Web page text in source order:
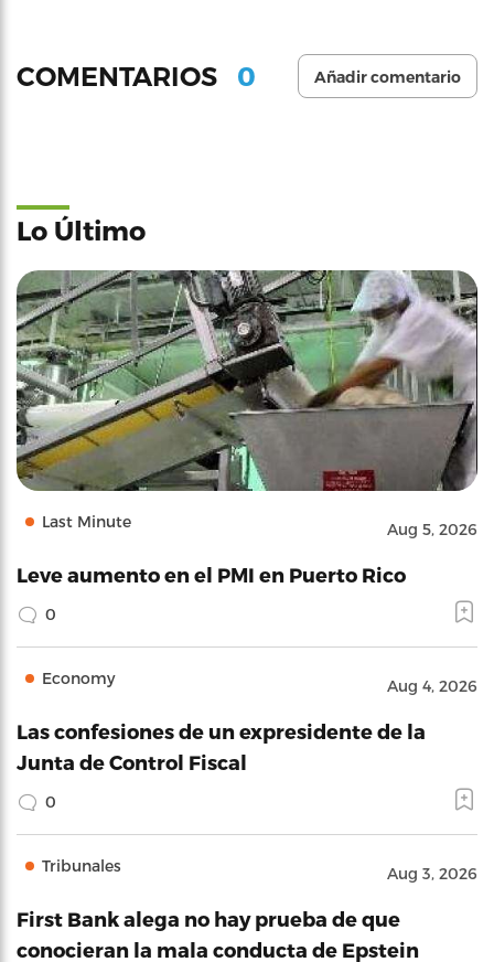
COMENTARIOS 0 Añadir comentario
Lo Último
Last Minute Aug 5, 2026
Leve aumento en el PMI en Puerto Rico
0
Economy Aug 4, 2026
Las confesiones de un expresidente de la
Junta de Control Fiscal
0
Tribunales Aug 3, 2026
First Bank alega no hay prueba de que
conocieran la mala conducta de Epstein